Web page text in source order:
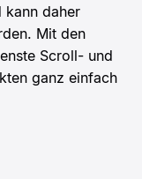
kann daher
Mit den
Scroll- und
ganz einfach